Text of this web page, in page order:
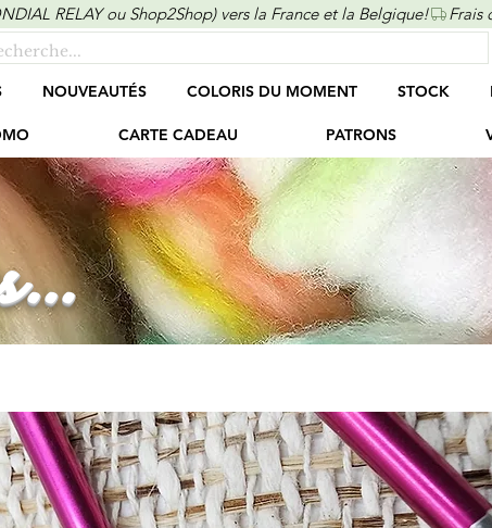
RELAY ou Shop2Shop) vers la France et la Belgique!
NOUVEAUTÉS COLORIS DU MOMENT STOCK
CARTE CADEAU PATRONS